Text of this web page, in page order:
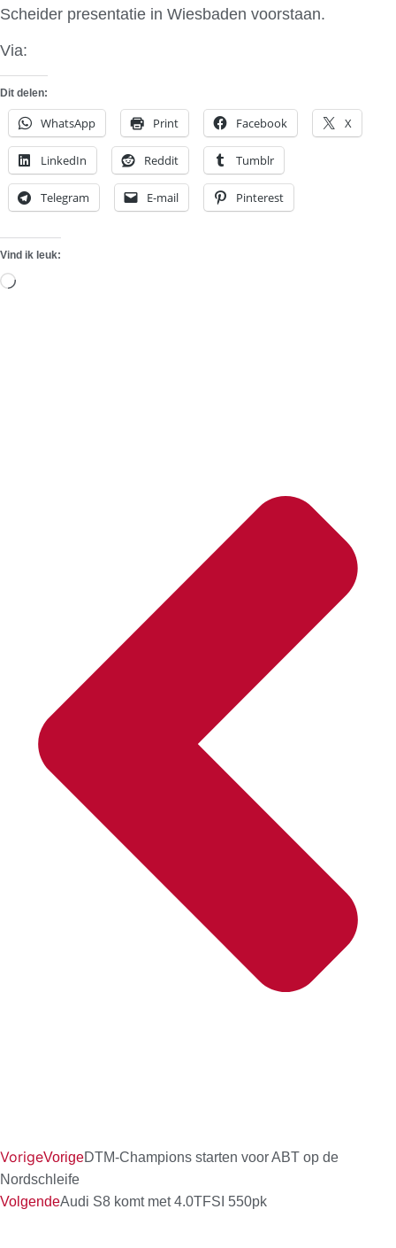
Scheider presentatie in Wiesbaden voorstaan.
Via:
Dit delen:
WhatsApp Print Facebook X
LinkedIn Reddit Tumblr
Telegram E-mail Pinterest
Vind ik leuk:
Aan
VorigeVorigeDTM-Champions starten voor ABT op de
Nordschleife
VolgendeAudi S8 komt met 4.0TFSI 550pk